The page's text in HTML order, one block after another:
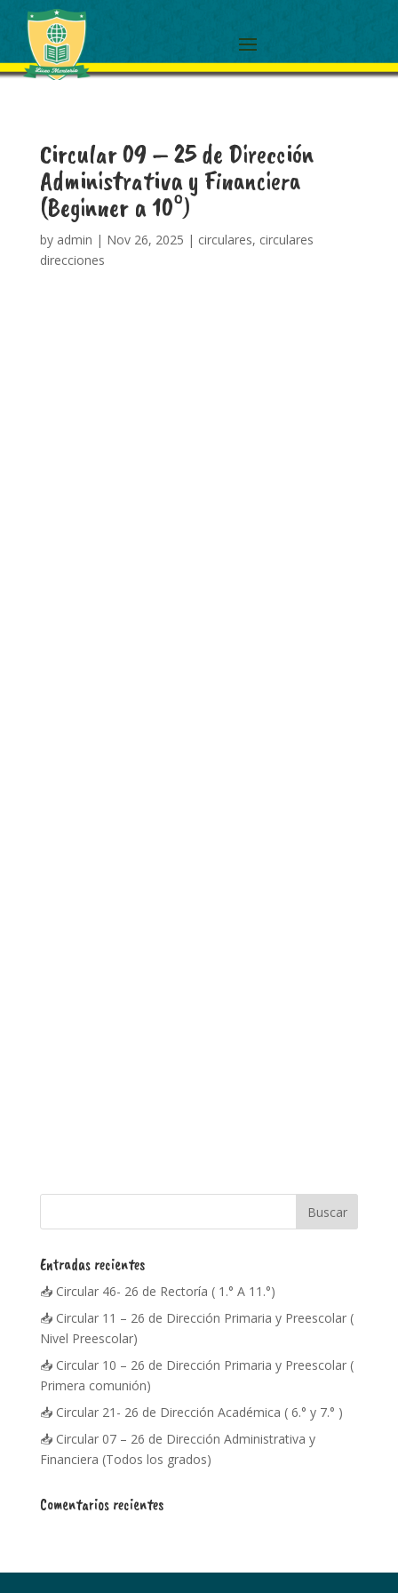
Circular 09 – 25 de Dirección
Administrativa y Financiera
(Beginner a 10°)
by admin | Nov 26, 2025 | circulares, circulares
direcciones
Entradas recientes
📥 Circular 46- 26 de Rectoría ( 1.° A 11.°)
📥 Circular 11 – 26 de Dirección Primaria y Preescolar (
Nivel Preescolar)
📥 Circular 10 – 26 de Dirección Primaria y Preescolar (
Primera comunión)
📥 Circular 21- 26 de Dirección Académica ( 6.° y 7.° )
📥 Circular 07 – 26 de Dirección Administrativa y
Financiera (Todos los grados)
Comentarios recientes